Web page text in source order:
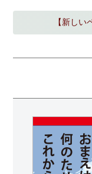
【新しい